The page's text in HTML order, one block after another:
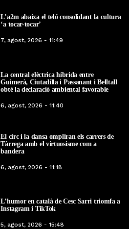
L’a2m abaixa el teló consolidant la cultura
‘a tocar-tocar’
7, agost, 2026 - 11:49
La central elèctrica híbrida entre
Guimerà, Ciutadilla i Passanant i Belltall
obté la declaració ambiental favorable
6, agost, 2026 - 11:40
El circ i la dansa ompliran els carrers de
Tàrrega amb el virtuosisme com a
bandera
6, agost, 2026 - 11:18
L’humor en català de Cesc Sarri triomfa a
Instagram i TikTok
5, agost, 2026 - 15:48